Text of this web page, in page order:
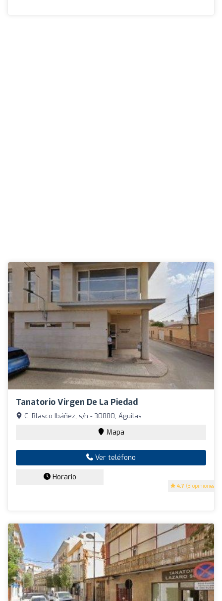
Tanatorio Virgen De La Piedad
4.7 (3 opiniones)
C. Blasco Ibáñez, s/n - 30880, Águilas
Mapa
Ver teléfono
Horario